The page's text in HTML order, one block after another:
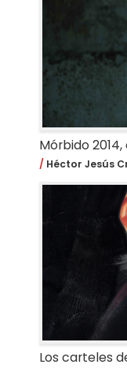
Mórbido
Héctor Jesús
Los carteles